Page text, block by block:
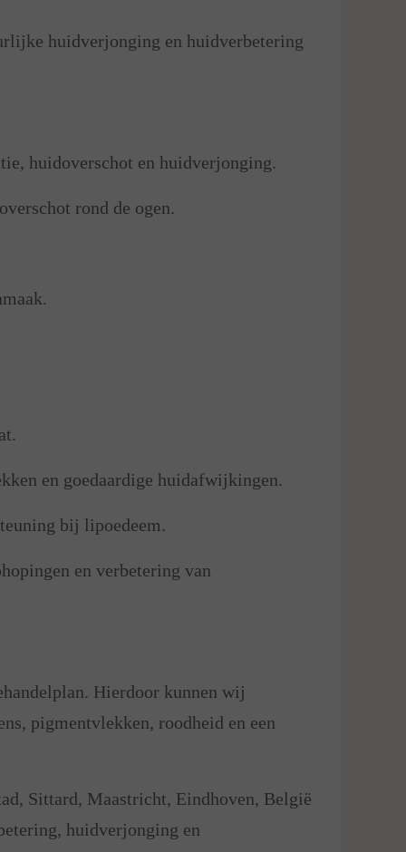
huidverjonging en huidverbetering
huidoverschot en huidverjonging.
rond de ogen.
en goedaardige huidafwijkingen.
bij lipoedeem.
en verbetering van
Hierdoor kunnen wij
pigmentvlekken, roodheid en een
Sittard, Maastricht, Eindhoven, België
huidverjonging en